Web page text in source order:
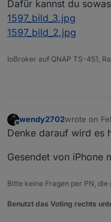
Dafür kannst du
1597_bild_3.jpg
1597_bild_2.jpg
IoBroker auf QNAP TS-451,
Online
wendy2702wrote on
last edited
Denke darauf wird es
Gesendet von iPhone
Bitte keine Fragen per PN,
Benutzt das Voting rechts